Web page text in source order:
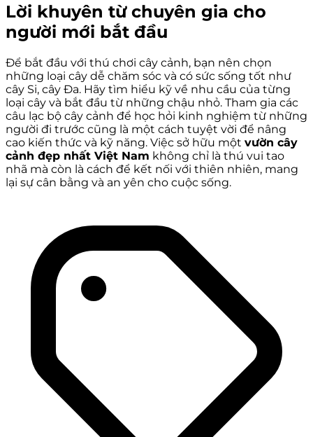
Lời khuyên từ chuyên gia cho
người mới bắt đầu
Để bắt đầu với thú chơi cây cảnh, bạn nên chọn
những loại cây dễ chăm sóc và có sức sống tốt như
cây Si, cây Đa. Hãy tìm hiểu kỹ về nhu cầu của từng
loại cây và bắt đầu từ những chậu nhỏ. Tham gia các
câu lạc bộ cây cảnh để học hỏi kinh nghiệm từ những
người đi trước cũng là một cách tuyệt vời để nâng
cao kiến thức và kỹ năng. Việc sở hữu một vườn cây
cảnh đẹp nhất Việt Nam không chỉ là thú vui tao
nhã mà còn là cách để kết nối với thiên nhiên, mang
lại sự cân bằng và an yên cho cuộc sống.